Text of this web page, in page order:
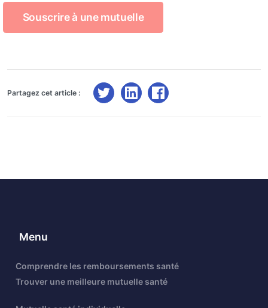
Souscrire à une mutuelle
Partagez cet article :
Menu
Comprendre les remboursements santé
Trouver une meilleure mutuelle santé